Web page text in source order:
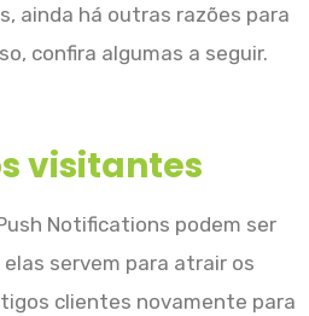
ainda há outras razões para
confira algumas a seguir.
visitantes
Notifications podem ser
servem para atrair os
clientes novamente para